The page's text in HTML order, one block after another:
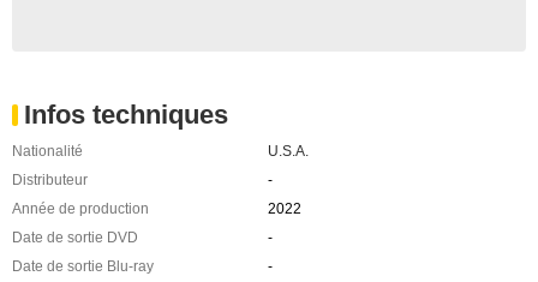
Infos techniques
Nationalité
U.S.A.
Distributeur
-
Année de production
2022
Date de sortie DVD
-
Date de sortie Blu-ray
-